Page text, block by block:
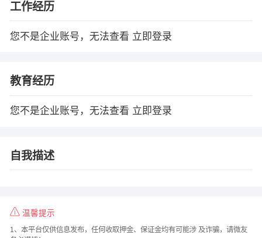
工作经历
您不是企业账号，无法查看 立即登录
教育经历
您不是企业账号，无法查看 立即登录
自我描述
温馨提示
1、本平台仅供信息发布，任何收取押金、保证金均有可能涉 及诈骗，请微友